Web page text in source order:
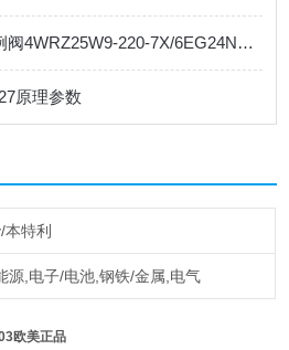
REXROTH力士乐比例阀4WRZ25W9-220-7X/6EG24N9ETK4/M全系列资料
原理参数
本特利
源,电子/电池,钢铁/金属,电气
欧美正品